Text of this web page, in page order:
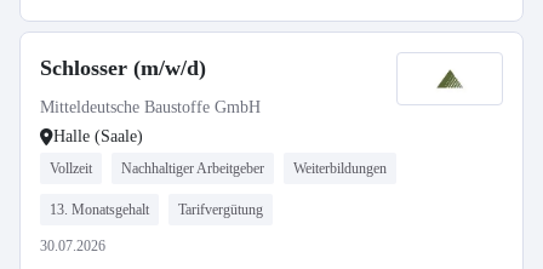
Schlosser (m/w/d)
Mitteldeutsche Baustoffe GmbH
Halle (Saale)
Vollzeit Nachhaltiger Arbeitgeber Weiterbildungen
13. Monatsgehalt Tarifvergütung
30.07.2026